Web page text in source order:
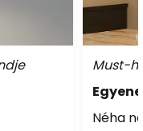
Must-
Néha